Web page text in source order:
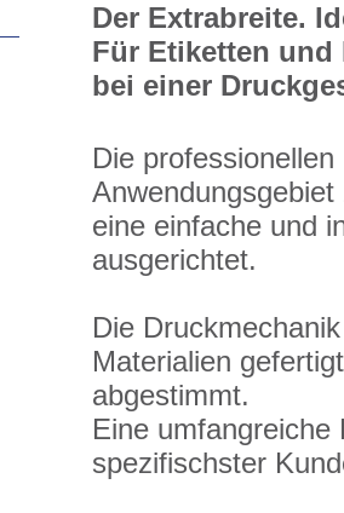
Der Extrabreite.
Für Etiketten und
bei einer
Die
eine einfache und
ausgerichtet.
Die
Materialien
abgestimmt.
Eine umfangreiche
spezifischster